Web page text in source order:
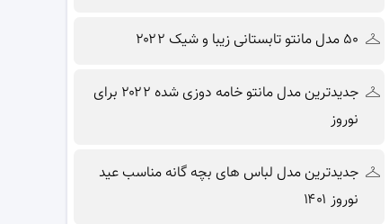
۵۰ مدل مانتو تابستانی زیبا و شیک ۲۰۲۲
جدیدترین مدل مانتو خامه دوزی شده ۲۰۲۲ برای
نوروز
جدیدترین مدل لباس های بچه گانه مناسب عید
نوروز ۱۴۰۱